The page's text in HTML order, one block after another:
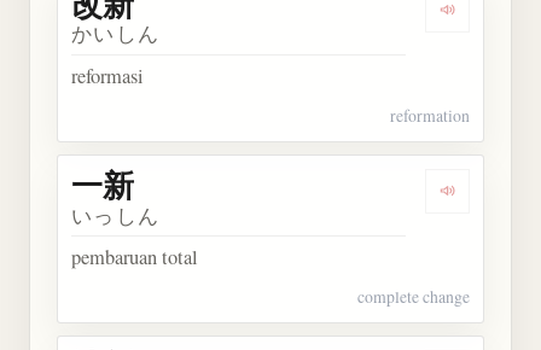
Dengarkan
かいしん
reformasi
reformation
Dengarkan
一新
いっしん
pembaruan total
complete change